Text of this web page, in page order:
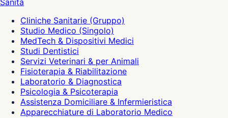
Sanità
Cliniche Sanitarie (Gruppo)
Studio Medico (Singolo)
MedTech & Dispositivi Medici
Studi Dentistici
Servizi Veterinari & per Animali
Fisioterapia & Riabilitazione
Laboratorio & Diagnostica
Psicologia & Psicoterapia
Assistenza Domiciliare & Infermieristica
Apparecchiature di Laboratorio Medico